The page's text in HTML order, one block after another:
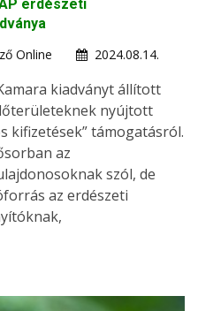
erdészeti
Online
2024.08.14.
kiadványt állított
nyújtott
kifizetések” támogatásról.
az
szól, de
az erdészeti